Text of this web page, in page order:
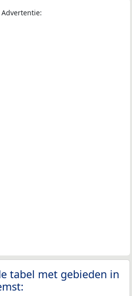
Advertentie:
tabel met gebieden in